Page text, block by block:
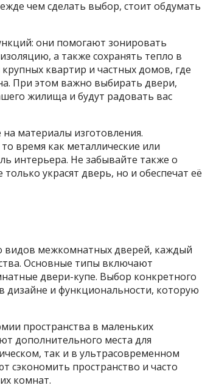
чем сделать выбор, стоит обдумать
они помогают зонировать
а также сохранять тепло в
квартир и частных домов, где
При этом важно выбирать двери,
жилища и будут радовать вас
материалы изготовления.
время как металлические или
интерьера. Не забывайте также о
украсят дверь, но и обеспечат её
видов межкомнатных дверей, каждый
Основные типы включают
двери-купе. Выбор конкретного
дизайне и функциональности, которую
пространства в маленьких
дополнительного места для
так и в ультрасовременном
сэкономить пространство и часто
комнат.